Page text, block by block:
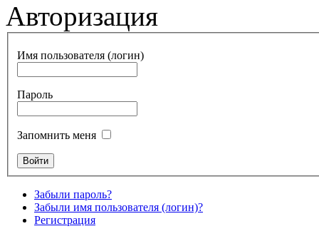
Авторизация
Имя пользователя (логин)
Пароль
Запомнить меня
Забыли пароль?
Забыли имя пользователя (логин)?
Регистрация